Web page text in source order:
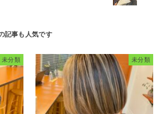
未分類 未分類